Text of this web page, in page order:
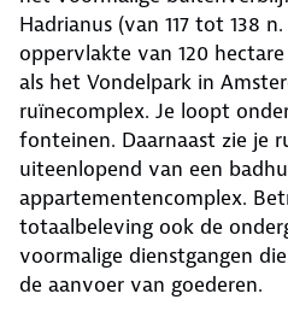
Hadrianus (van 117 tot 138
oppervlakte van 120
als het Vondelpark in
ruïnecomplex. Je loopt
fonteinen. Daarnaast zie je
uiteenlopend van een
appartementencomplex.
totaalbeleving ook de
voormalige dienstgangen
de aanvoer van goederen.